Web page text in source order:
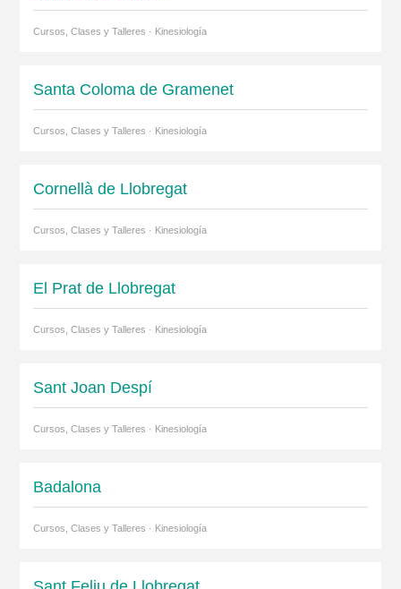
Cursos, Clases y Talleres · Kinesiología
Santa Coloma de Gramenet
Cursos, Clases y Talleres · Kinesiología
Cornellà de Llobregat
Cursos, Clases y Talleres · Kinesiología
El Prat de Llobregat
Cursos, Clases y Talleres · Kinesiología
Sant Joan Despí
Cursos, Clases y Talleres · Kinesiología
Badalona
Cursos, Clases y Talleres · Kinesiología